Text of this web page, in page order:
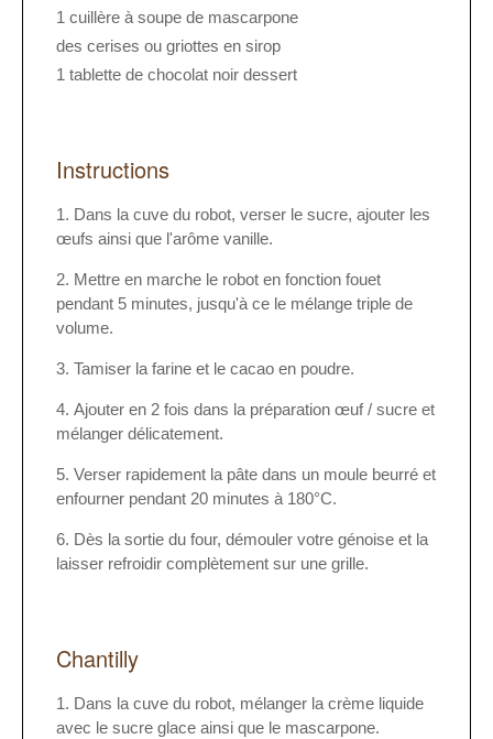
1 cuillère à soupe de mascarpone
des cerises ou griottes en sirop
1 tablette de chocolat noir dessert
Instructions
Dans la cuve du robot, verser le sucre, ajouter les
œufs ainsi que l'arôme vanille.
Mettre en marche le robot en fonction fouet
pendant 5 minutes, jusqu'à ce le mélange triple de
volume.
Tamiser la farine et le cacao en poudre.
Ajouter en 2 fois dans la préparation œuf / sucre et
mélanger délicatement.
Verser rapidement la pâte dans un moule beurré et
enfourner pendant 20 minutes à 180°C.
Dès la sortie du four, démouler votre génoise et la
laisser refroidir complètement sur une grille.
Chantilly
Dans la cuve du robot, mélanger la crème liquide
avec le sucre glace ainsi que le mascarpone.